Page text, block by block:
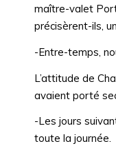
maître-valet
précisèrent-ils,
-Entre-temps,
L’attitude de
avaient porté
-Les jours
toute la journée.